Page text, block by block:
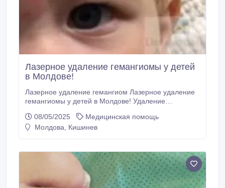
Лазерное удаление гемангиомы у детей
в Молдове!
Лазерное удаление гемангиом Лазерное удаление
гемангиомы у детей в Молдове! Удаление
лазерного удаления гемангиомы в кабинете
лазерной хирургии LaserMedChisinau! Молдова, г.
08/05/2025
Медицинская помощь
Молдова, Кишинев